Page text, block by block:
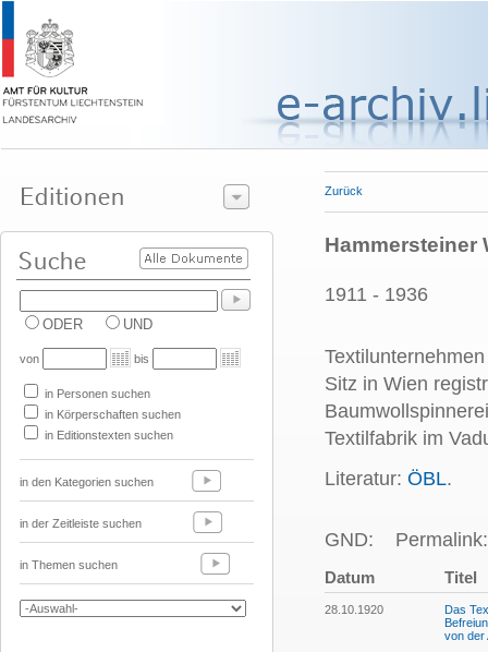
ODER UND
von bis
in Personen suchen
in Körperschaften suchen
in Editionstexten suchen
in den Kategorien suchen
in der Zeitleiste suchen
in Themen suchen
Zurück
Hammersteiner
1911 - 1936
Sitz in Wien
Textilfabrik im
Literatur: ÖBL.
GND:
Datum Titel
28.10.1920
Das
von der